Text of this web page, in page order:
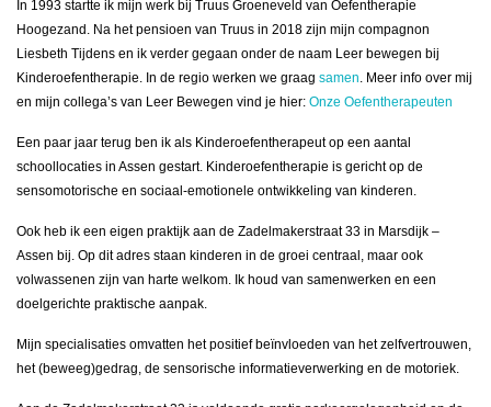
In 1993 startte ik mijn werk bij Truus Groeneveld van Oefentherapie
Hoogezand. Na het pensioen van Truus in 2018 zijn mijn compagnon
Liesbeth Tijdens en ik verder gegaan onder de naam Leer bewegen bij
Kinderoefentherapie. In de regio werken we graag samen. Meer info over mij
en mijn collega’s van Leer Bewegen vind je hier: Onze Oefentherapeuten
Een paar jaar terug ben ik als Kinderoefentherapeut op een aantal
schoollocaties in Assen gestart. Kinderoefentherapie is gericht op de
sensomotorische en sociaal-emotionele ontwikkeling van kinderen.
Ook heb ik een eigen praktijk aan de Zadelmakerstraat 33 in Marsdijk –
Assen bij. Op dit adres staan kinderen in de groei centraal, maar ook
volwassenen zijn van harte welkom. Ik houd van samenwerken en een
doelgerichte praktische aanpak.
Mijn specialisaties omvatten het positief beïnvloeden van het zelfvertrouwen,
het (beweeg)gedrag, de sensorische informatieverwerking en de motoriek.